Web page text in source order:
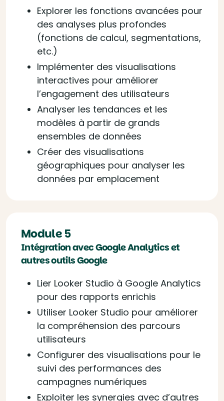
Explorer les fonctions avancées pour
des analyses plus profondes
(fonctions de calcul, segmentations,
etc.)
Implémenter des visualisations
interactives pour améliorer
l’engagement des utilisateurs
Analyser les tendances et les
modèles à partir de grands
ensembles de données
Créer des visualisations
géographiques pour analyser les
données par emplacement
Module 5
Intégration avec Google Analytics et
autres outils Google
Lier Looker Studio à Google Analytics
pour des rapports enrichis
Utiliser Looker Studio pour améliorer
la compréhension des parcours
utilisateurs
Configurer des visualisations pour le
suivi des performances des
campagnes numériques
Exploiter les synergies avec d’autres